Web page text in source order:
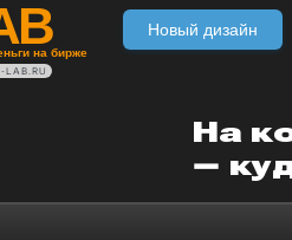
на бирже
Новый дизайн
LAB.RU